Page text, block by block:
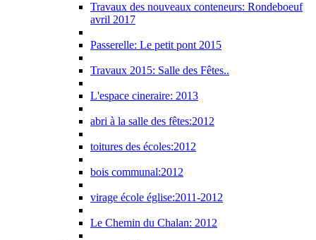
Travaux des nouveaux conteneurs: Rondeboeuf
avril 2017
Passerelle: Le petit pont 2015
Travaux 2015: Salle des Fêtes..
L'espace cineraire: 2013
abri à la salle des fêtes:2012
toitures des écoles:2012
bois communal:2012
virage école église:2011-2012
Le Chemin du Chalan: 2012